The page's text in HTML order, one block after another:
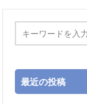
最近の投稿